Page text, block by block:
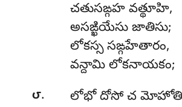
చతుసఙ్గహ వత్థూహి,
అసఙ్ఖియేసు జాతిసు;
లోకస్స సఙ్గహేతారం,
వన్దామి లోకనాయకం;
౮.
లోభో దోసో చ